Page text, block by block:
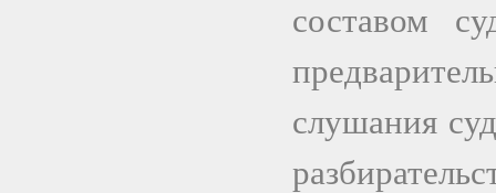
составом
слушания